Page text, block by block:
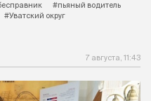
#пьяный водитель
#Уватский округ
7 августа, 11:43